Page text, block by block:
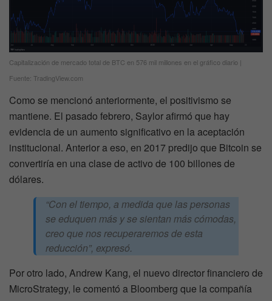
Capitalización de mercado total de BTC en 576 mil millones en el gráfico diario |
Fuente: TradingView.com
Como se mencionó anteriormente, el positivismo se
mantiene. El pasado febrero, Saylor afirmó que hay
evidencia de un aumento significativo en la aceptación
institucional. Anterior a eso, en 2017 predijo que Bitcoin se
convertiría en una clase de activo de 100 billones de
dólares.
“Con el tiempo, a medida que las personas
se eduquen más y se sientan más cómodas,
creo que nos recuperaremos de esta
reducción”, expresó.
Por otro lado, Andrew Kang, el nuevo director financiero de
MicroStrategy, le comentó a Bloomberg que la compañía